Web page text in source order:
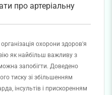
про артеріальну
охорони здоров'я
як найбільш важливу з
запобігти. Доведено
тиску зі збільшенням
інсультів і прискоренням